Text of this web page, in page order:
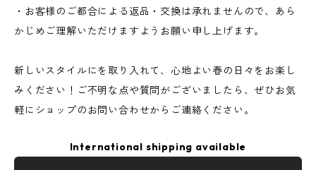
・お客様のご都合による返品・交換は承れませんので、あら
かじめご理解いただけますようお願い申し上げます。
新しいスタイルにを取り入れて、心地よい春の日々をお楽し
みください！ご不明な点や質問がございましたら、ぜひお気
軽にショップのお問い合わせからご連絡ください。
International shipping available